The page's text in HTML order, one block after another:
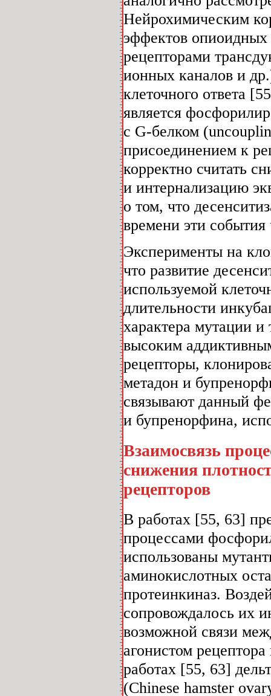
Нейрохимическим
эффектов
рецепторами
ионных каналов и
клеточного ответа
является
с G-белком
присоединением к
корректно считать
и интернализацию
о том, что
времени эти
Эксперименты на
что развитие
используемой
длительности
характера мутации
высоким
рецепторы,
метадон и
связывают данный
и бупренорфина,
Взаимосвязь
снижения
рецепторов
В работах [55, 63]
процессами
использованы
аминокислотных
протеинкиназ.
сопровождалось их
возможной связи
агонистом
работах [55, 63]
(Chinese hamster